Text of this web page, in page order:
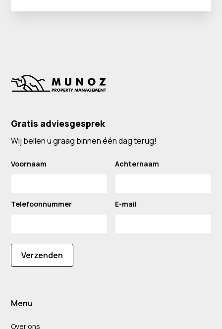
Gratis adviesgesprek
Wij bellen u graag binnen één dag terug!
Voornaam Achternaam
Telefoonnummer E-mail
Verzenden
Menu
Over ons